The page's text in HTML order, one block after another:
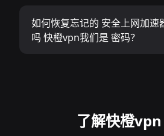
如何恢复忘记的 安全上网加速
吗 快橙vpn我们是 密码？
了解快橙